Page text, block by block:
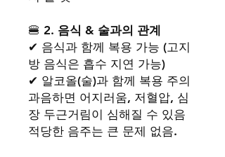
🍔 2. 음식 & 술과의 관계
✔ 음식과 함께 복용 가능 (고지
방 음식은 흡수 지연 가능)
✔ 알코올(술)과 함께 복용 주의
과음하면 어지러움, 저혈압, 심
장 두근거림이 심해질 수 있음
적당한 음주는 큰 문제 없음.